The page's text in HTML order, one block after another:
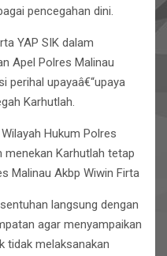
pencegahan dini.
YAP SIK dalam
Apel Polres Malinau
perihal upayaâ€“upaya
Karhutlah.
Hukum Polres
menekan Karhutlah tetap
Malinau Akbp Wiwin Firta
langsung dengan
agar menyampaikan
tidak melaksanakan